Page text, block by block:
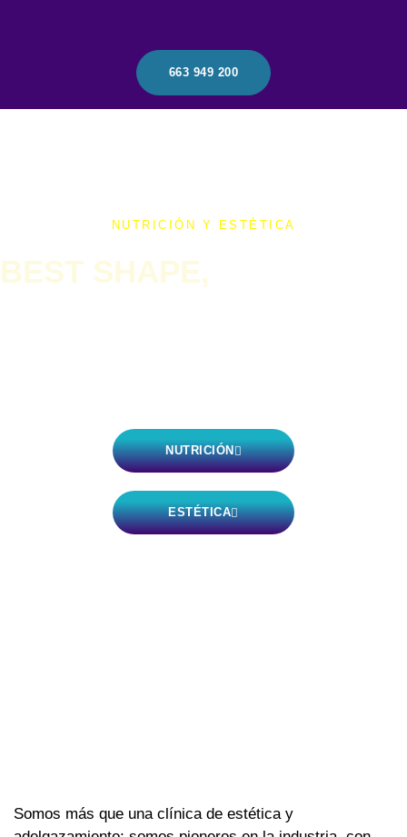
663 949 200
NUTRICIÓN Y ESTÉTICA
BEST SHAPE,
NUTRICIÓN
ESTÉTICA
Somos más que una clínica de estética y